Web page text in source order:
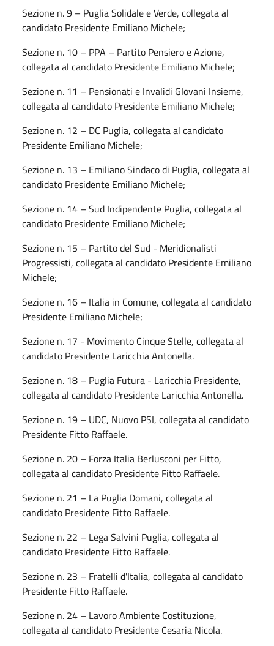
Sezione n. 9 – Puglia Solidale e Verde, collegata al
candidato Presidente Emiliano Michele;
Sezione n. 10 – PPA – Partito Pensiero e Azione,
collegata al candidato Presidente Emiliano Michele;
Sezione n. 11 – Pensionati e Invalidi GIovani Insieme,
collegata al candidato Presidente Emiliano Michele;
Sezione n. 12 – DC Puglia, collegata al candidato
Presidente Emiliano Michele;
Sezione n. 13 – Emiliano Sindaco di Puglia, collegata al
candidato Presidente Emiliano Michele;
Sezione n. 14 – Sud Indipendente Puglia, collegata al
candidato Presidente Emiliano Michele;
Sezione n. 15 – Partito del Sud - Meridionalisti
Progressisti, collegata al candidato Presidente Emiliano
Michele;
Sezione n. 16 – Italia in Comune, collegata al candidato
Presidente Emiliano Michele;
Sezione n. 17 - Movimento Cinque Stelle, collegata al
candidato Presidente Laricchia Antonella.
Sezione n. 18 – Puglia Futura - Laricchia Presidente,
collegata al candidato Presidente Laricchia Antonella.
Sezione n. 19 – UDC, Nuovo PSI, collegata al candidato
Presidente Fitto Raffaele.
Sezione n. 20 – Forza Italia Berlusconi per Fitto,
collegata al candidato Presidente Fitto Raffaele.
Sezione n. 21 – La Puglia Domani, collegata al
candidato Presidente Fitto Raffaele.
Sezione n. 22 – Lega Salvini Puglia, collegata al
candidato Presidente Fitto Raffaele.
Sezione n. 23 – Fratelli d'Italia, collegata al candidato
Presidente Fitto Raffaele.
Sezione n. 24 – Lavoro Ambiente Costituzione,
collegata al candidato Presidente Cesaria Nicola.